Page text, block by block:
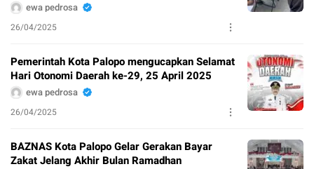
ewa pedrosa
26/04/2025
Pemerintah Kota Palopo mengucapkan Selamat
Hari Otonomi Daerah ke-29, 25 April 2025
ewa pedrosa
26/04/2025
BAZNAS Kota Palopo Gelar Gerakan Bayar
Zakat Jelang Akhir Bulan Ramadhan